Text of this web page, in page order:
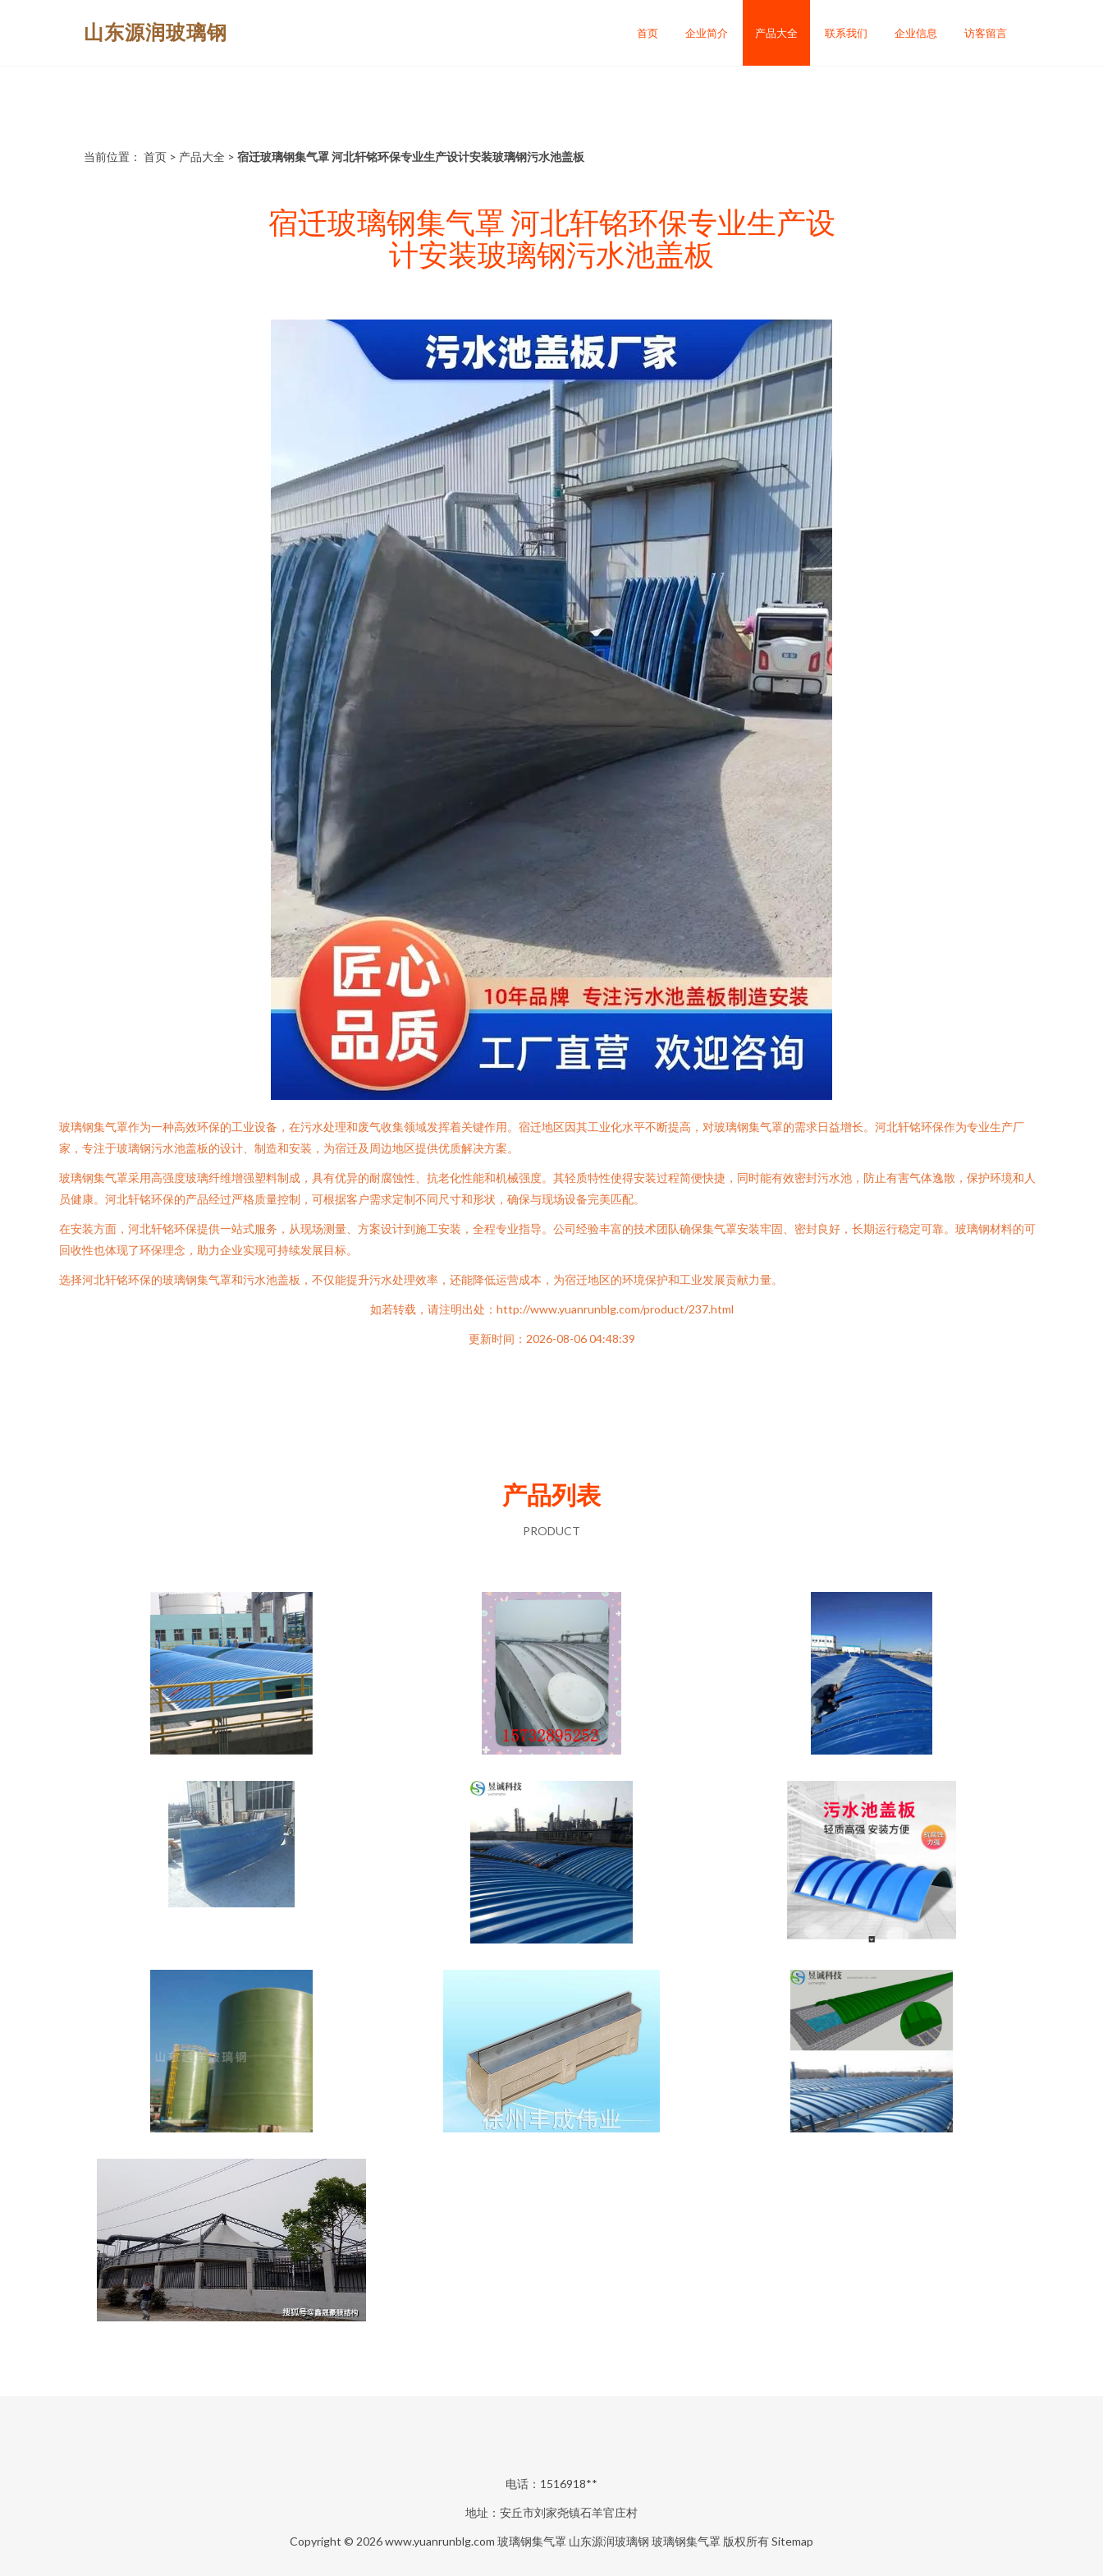
山东源润玻璃钢 首页 企业简介 产品大全 联系我们 企业信息 访客留言
当前位置： 首页 > 产品大全 > 宿迁玻璃钢集气罩 河北轩铭环保专业生产设计安装玻璃钢污水池盖板
宿迁玻璃钢集气罩 河北轩铭环保专业生产设
计安装玻璃钢污水池盖板
玻璃钢集气罩作为一种高效环保的工业设备，在污水处理和废气收集领域发挥着关键作用。宿迁地区因其工业化水平不断提高，对玻璃钢集气罩的需求日益增长。河北轩铭环保作为专业生产厂
家，专注于玻璃钢污水池盖板的设计、制造和安装，为宿迁及周边地区提供优质解决方案。
玻璃钢集气罩采用高强度玻璃纤维增强塑料制成，具有优异的耐腐蚀性、抗老化性能和机械强度。其轻质特性使得安装过程简便快捷，同时能有效密封污水池，防止有害气体逸散，保护环境和人
员健康。河北轩铭环保的产品经过严格质量控制，可根据客户需求定制不同尺寸和形状，确保与现场设备完美匹配。
在安装方面，河北轩铭环保提供一站式服务，从现场测量、方案设计到施工安装，全程专业指导。公司经验丰富的技术团队确保集气罩安装牢固、密封良好，长期运行稳定可靠。玻璃钢材料的可
回收性也体现了环保理念，助力企业实现可持续发展目标。
选择河北轩铭环保的玻璃钢集气罩和污水池盖板，不仅能提升污水处理效率，还能降低运营成本，为宿迁地区的环境保护和工业发展贡献力量。
如若转载，请注明出处：http://www.yuanrunblg.com/product/237.html
更新时间：2026-08-06 04:48:39
产品列表
PRODUCT
电话：1516918**
地址：安丘市刘家尧镇石羊官庄村
Copyright © 2026www.yuanrunblg.com 玻璃钢集气罩 山东源润玻璃钢 玻璃钢集气罩 版权所有Sitemap